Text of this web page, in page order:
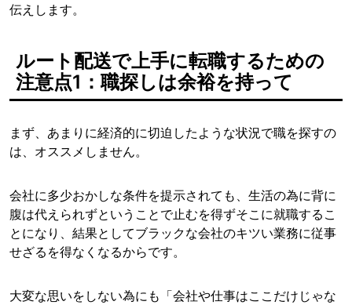
伝えします。
ルート配送で上手に転職するための
注意点1：職探しは余裕を持って
まず、あまりに経済的に切迫したような状況で職を探すの
は、オススメしません。
会社に多少おかしな条件を提示されても、生活の為に背に
腹は代えられずということで止むを得ずそこに就職するこ
とになり、結果としてブラックな会社のキツい業務に従事
せざるを得なくなるからです。
大変な思いをしない為にも「会社や仕事はここだけじゃな